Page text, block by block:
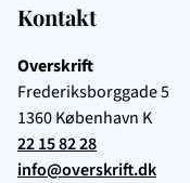
Kontakt
Overskrift
Frederiksborggade 5
1360København K
22 15 82 28
info@overskrift.dk